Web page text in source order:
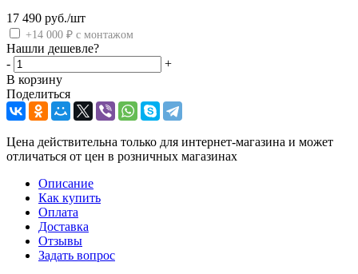
17 490 руб./шт
+14 000 ₽ с монтажом
Нашли дешевле?
-
+
В корзину
Поделиться
Цена действительна только для интернет-магазина и может
отличаться от цен в розничных магазинах
Описание
Как купить
Оплата
Доставка
Отзывы
Задать вопрос